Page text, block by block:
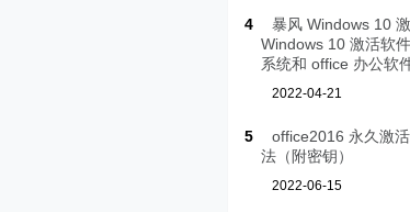
4
暴风 Windows 10
Windows 10 激活软
系统和 office 办公软
2022-04-21
5
office2016 永久激
法（附密钥）
2022-06-15